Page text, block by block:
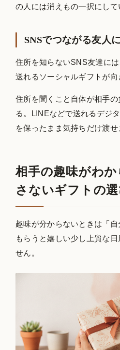
の人には消えもの一択にして
SNSでつながる友人
住所を知らないSNS友達に
送れるソーシャルギフトが向
住所を聞くこと自体が相手
る。LINEなどで送れるデジ
を保ったまま気持ちだけ渡せ
相手の趣味がわ
さないギフトの
趣味が分からないときは「自
もらうと嬉しい少し上質な
せん。